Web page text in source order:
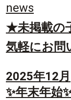
news
★未掲載の
気軽にお問
2025年12月
✨年末年始